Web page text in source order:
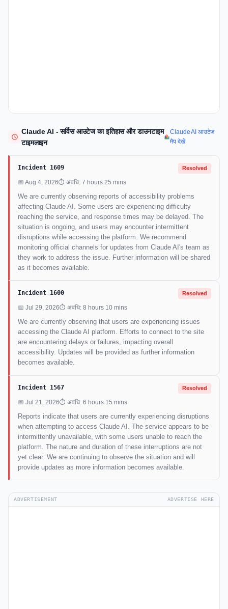
Claude AI - सर्विस आउटेज का इतिहास और डाउनटाइम
टाइमलाइन
Claude AI आउटेज
मैप देखें
Incident 1609 Resolved
📅 Aug 4, 2026⏱ अवधि: 7 hours 25 mins
We are currently observing reports of accessibility problems
affecting Claude AI. Some users are experiencing difficulty
reaching the service, and response times may be delayed. The
situation is ongoing, and users may encounter intermittent
disruptions while accessing the platform. We recommend
monitoring official channels for updates from Claude AI's team as
they work to address the issue. Further information will be shared
as it becomes available.
Incident 1600 Resolved
📅 Jul 29, 2026⏱ अवधि: 8 hours 10 mins
We are currently observing that users are experiencing issues
accessing the Claude AI platform. Efforts to connect to the site
are encountering delays or failures, impacting overall
accessibility. Updates will be provided as further information
becomes available.
Incident 1567 Resolved
📅 Jul 21, 2026⏱ अवधि: 6 hours 15 mins
Reports indicate that users are currently experiencing disruptions
when attempting to access Claude AI. The service appears to be
intermittently unavailable, with some users unable to reach the
platform. The nature and duration of these interruptions are not
yet clear. We are continuing to observe the situation and will
provide updates as more information becomes available.
ADVERTISEMENT ADVERTISE HERE